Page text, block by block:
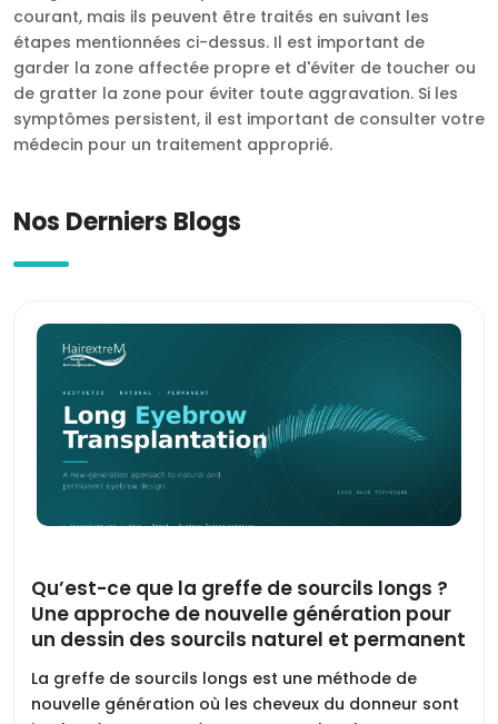
courant, mais ils peuvent être traités en suivant les
étapes mentionnées ci-dessus. Il est important de
garder la zone affectée propre et d'éviter de toucher ou
de gratter la zone pour éviter toute aggravation. Si les
symptômes persistent, il est important de consulter votre
médecin pour un traitement approprié.
Nos Derniers Blogs
Qu’est-ce que la greffe de sourcils longs ?
Une approche de nouvelle génération pour
un dessin des sourcils naturel et permanent
La greffe de sourcils longs est une méthode de
nouvelle génération où les cheveux du donneur sont